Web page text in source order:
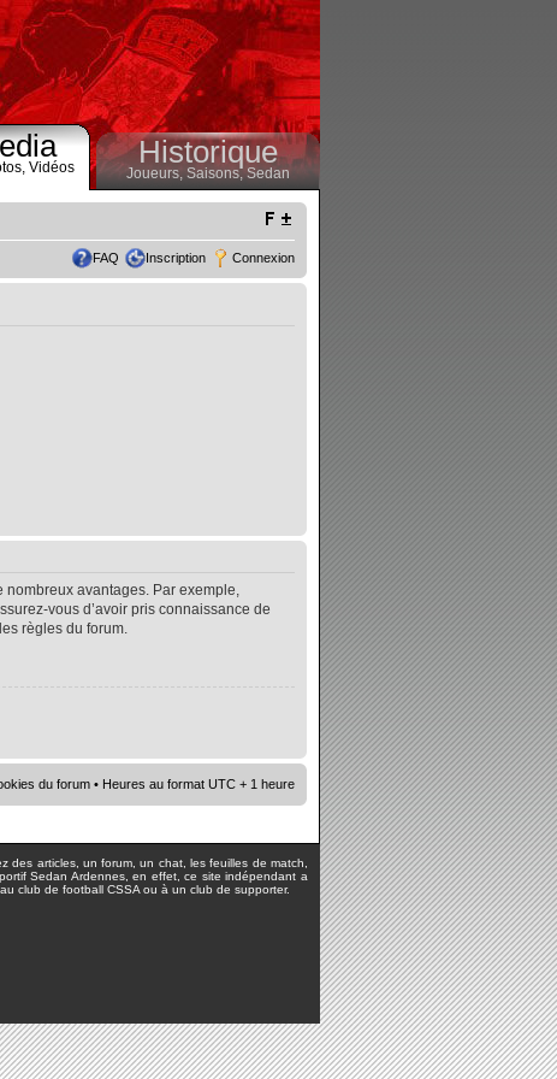
Vidéos Historique
Joueurs, Saisons,Sedan
FAQ Inscription Connexion
avantages. Par exemple,
vous d’avoir pris connaissance de
règles du forum.
du forum • Heures au format UTC + 1 heure
articles, un forum, un chat, les feuilles de match,
Sedan Ardennes, en effet, ce site indépendant a
club de football CSSA ou à un club de supporter.